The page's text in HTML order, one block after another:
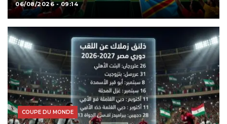
06/08/2026 - 09:14
COUPE DU MONDE